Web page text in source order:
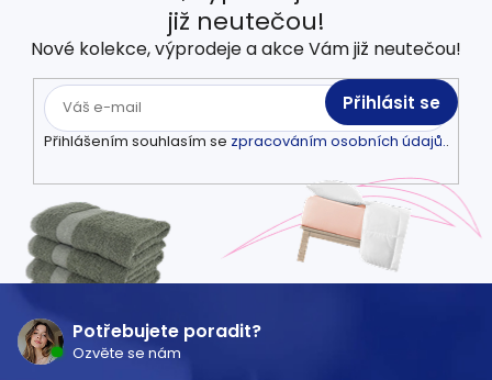
již neutečou!
Nové kolekce, výprodeje a akce Vám již neutečou!
Přihlášením souhlasím se zpracováním osobních údajů..
Přihlásit se
Potřebujete poradit?
Ozvěte se nám